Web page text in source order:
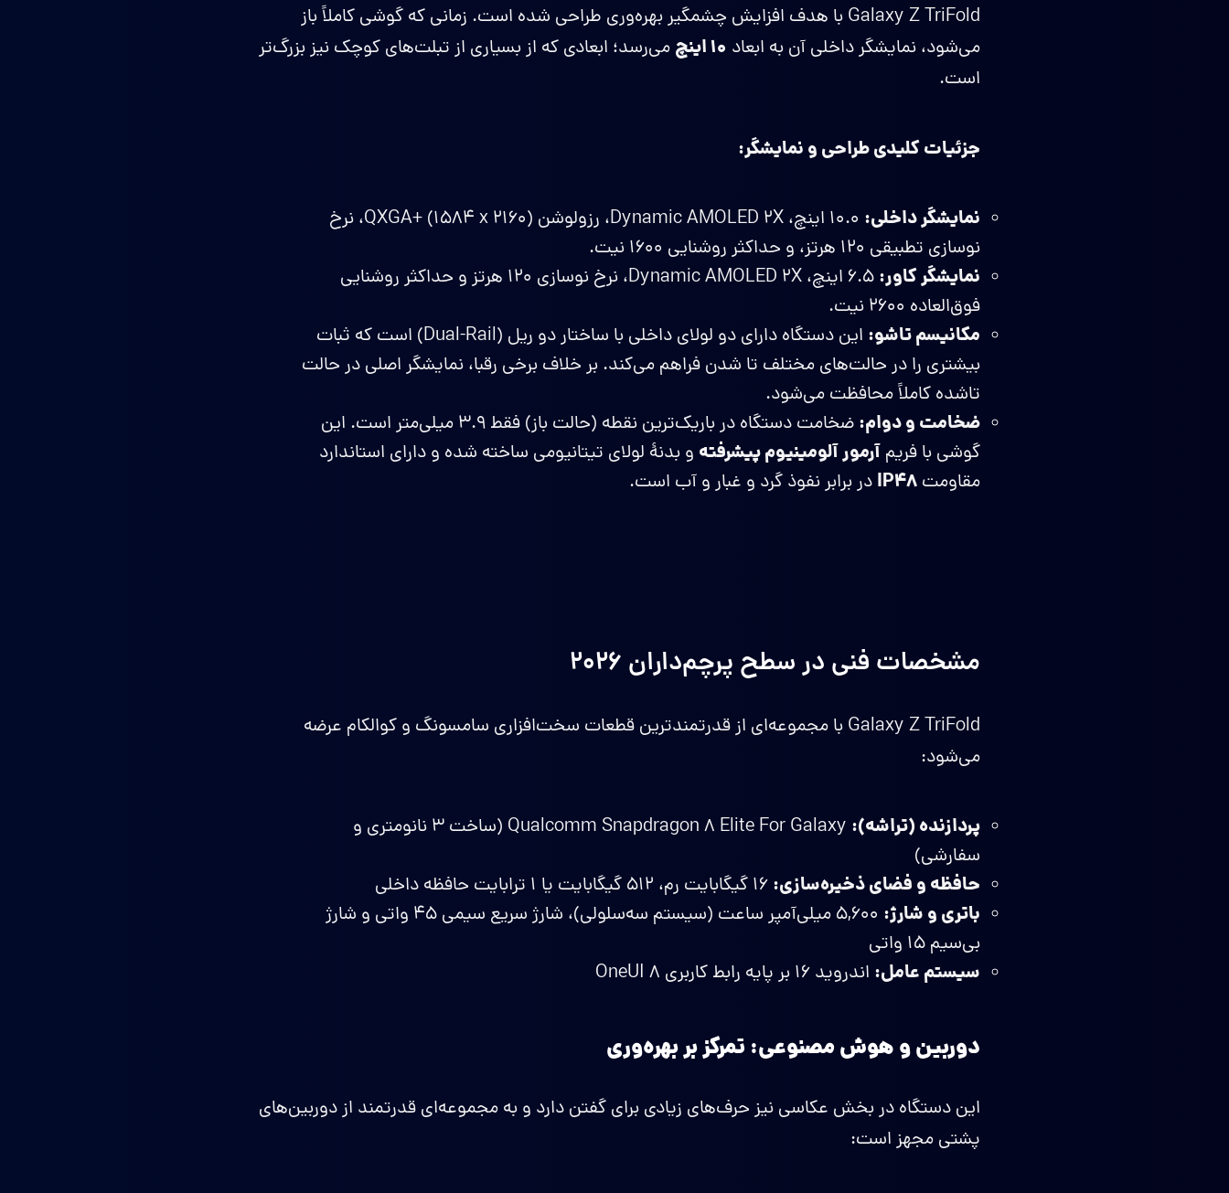
Galaxy Z TriFold با هدف افزایش چشمگیر بهره‌وری طراحی شده است. زمانی که گوشی کاملاً باز
می‌شود، نمایشگر داخلی آن به ابعاد ۱۰ اینچ
می‌رسد؛ ابعادی که از بسیاری از تبلت‌های کوچک نیز بزرگ‌تر
است.
جزئیات کلیدی طراحی و نمایشگر:
نمایشگر داخلی:
۱۰.۰ اینچ، Dynamic AMOLED 2X، رزولوشن QXGA+ (1584 x 2160)، نرخ
نوسازی تطبیقی ۱۲۰ هرتز، و حداکثر روشنایی ۱۶۰۰ نیت.
نمایشگر کاور:
۶.۵ اینچ، Dynamic AMOLED 2X، نرخ نوسازی ۱۲۰ هرتز و حداکثر روشنایی
فوق‌العاده ۲۶۰۰ نیت.
مکانیسم تاشو:
این دستگاه دارای دو لولای داخلی با ساختار دو ریل (Dual-Rail) است که ثبات
بیشتری را در حالت‌های مختلف تا شدن فراهم می‌کند. بر خلاف برخی رقبا، نمایشگر اصلی در حالت
تاشده کاملاً محافظت می‌شود.
ضخامت و دوام:
ضخامت دستگاه در باریک‌ترین نقطه (حالت باز) فقط ۳.۹ میلی‌متر است. این
گوشی با فریم آرمور آلومینیوم پیشرفته و بدنۀ لولای تیتانیومی ساخته شده و دارای استاندارد
مقاومت IP48 در برابر نفوذ گرد و غبار و آب است.
مشخصات فنی در سطح پرچم‌داران ۲۰۲۶
Galaxy Z TriFold با مجموعه‌ای از قدرتمندترین قطعات سخت‌افزاری سامسونگ و کوالکام عرضه
می‌شود:
پردازنده (تراشه):
Qualcomm Snapdragon 8 Elite For Galaxy (ساخت ۳ نانومتری و
سفارشی)
حافظه و فضای ذخیره‌سازی:
باتری و شارژ:
۵,۶۰۰ میلی‌آمپر ساعت (سیستم سه‌سلولی)، شارژ سریع سیمی ۴۵ واتی و شارژ
بی‌سیم ۱۵ واتی
سیستم عامل: اندروید ۱۶ بر پایه رابط کاربری OneUI 8
دوربین و هوش مصنوعی: تمرکز بر بهره‌وری
این دستگاه در بخش عکاسی نیز حرف‌های زیادی برای گفتن دارد و به مجموعه‌ای قدرتمند از دوربین‌های
پشتی مجهز است: